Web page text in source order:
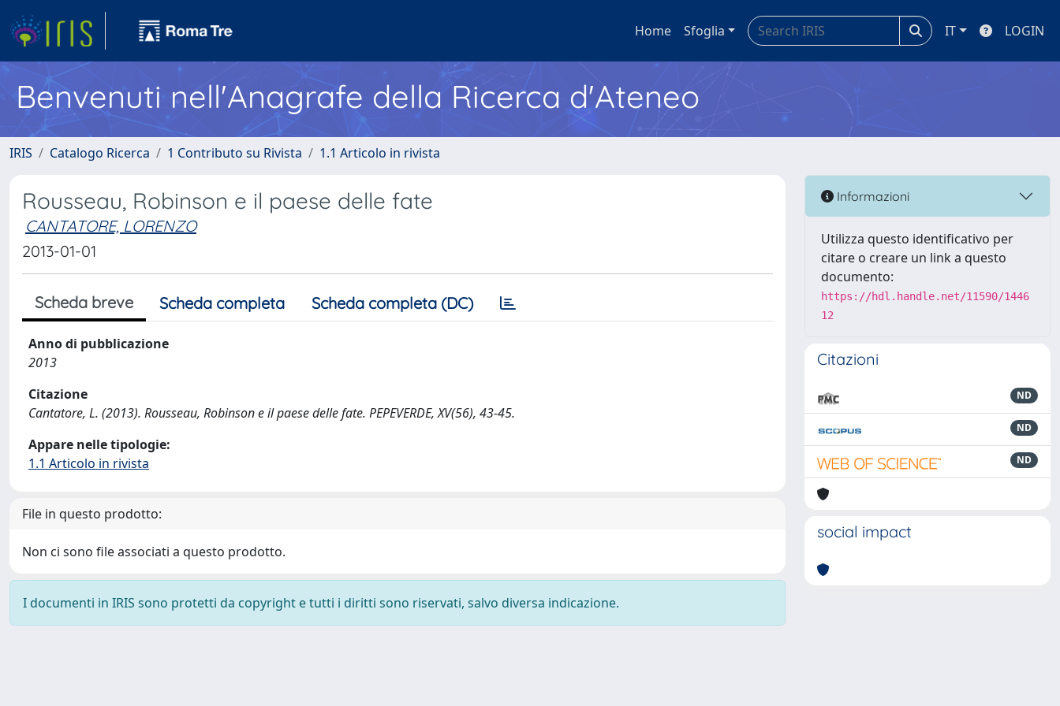
Home Sfoglia IT LOGIN
Benvenuti nell'Anagrafe della Ricerca d'Ateneo
IRIS Catalogo Ricerca 1 Contributo su Rivista 1.1 Articolo in rivista
Rousseau, Robinson e il paese delle fate
CANTATORE, LORENZO
2013-01-01
Scheda breve Scheda completa Scheda completa (DC)
Anno di pubblicazione
2013
Citazione
Cantatore, L. (2013). Rousseau, Robinson e il paese delle fate. PEPEVERDE, XV(56), 43-45.
Appare nelle tipologie:
1.1 Articolo in rivista
File in questo prodotto:
Non ci sono file associati a questo prodotto.
I documenti in IRIS sono protetti da copyright e tutti i diritti sono riservati, salvo diversa indicazione.
Informazioni
Utilizza questo identificativo per
citare o creare un link a questo
documento:
https://hdl.handle.net/11590/1446
12
Citazioni
ND
ND
ND
social impact